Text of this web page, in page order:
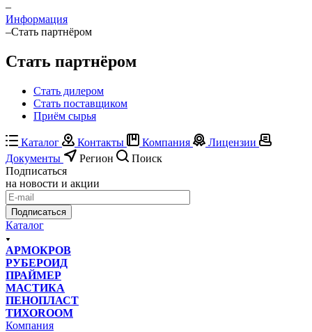
–
Информация
–Стать партнёром
Стать партнёром
Стать дилером
Стать поставщиком
Приём сырья
Каталог Контакты Компания
Лицензии
Документы
Регион
Поиск
Подписаться
на новости и акции
Подписаться
Каталог
АРМОКРОВ
РУБЕРОИД
ПРАЙМЕР
МАСТИКА
ПЕНОПЛАСТ
ТИХОROOM
Компания